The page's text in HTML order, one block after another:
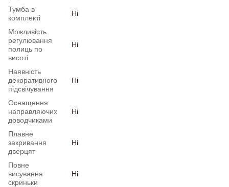
Тумба в
комплекті
Ні
Можливість
регулювання
полиць по
висоті
Ні
Наявність
декоративного
підсвічування
Ні
Оснащення
направляючих
доводчиками
Ні
Плавне
закривання
дверцят
Ні
Повне
висування
скриньки
Ні